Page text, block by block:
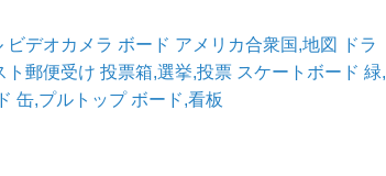
ビデオカメラ ボード アメリカ合衆国,地図
ドラ
ト郵便受け 投票箱,選挙,投票 スケートボード 緑,
缶,プルトップ ボード,看板